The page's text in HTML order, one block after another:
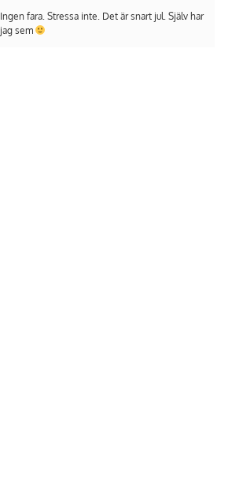
Ingen fara. Stressa inte. Det är snart jul. Själv har
jag sem